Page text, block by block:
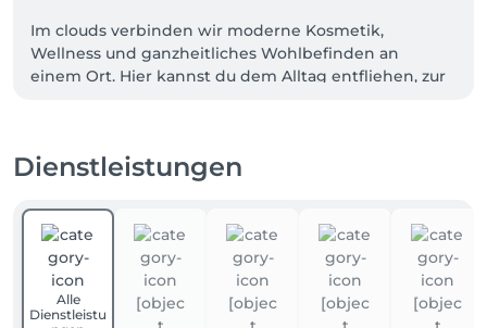
Im clouds verbinden wir moderne Kosmetik,
Wellness und ganzheitliches Wohlbefinden an
einem Ort. Hier kannst du dem Alltag entfliehen, zur
Unser Angebot umfasst hochwertige
Bereich, Maniküre, Pediküre, Waxing sowie Lash und
Browlifting. Dabei stehen deine natürliche
Schönheit, dein Wohlbefinden und die nachhaltige
Gesundheit deiner Haut stets im Mittelpunkt.
Dienstleistungen
Alle
Dienstleistu